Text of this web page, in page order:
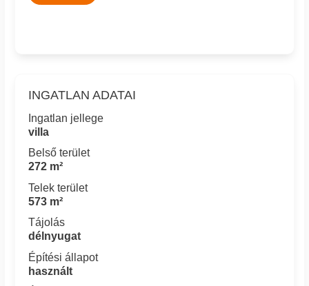
INGATLAN ADATAI
Ingatlan jellege
villa
Belső terület
272 m²
Telek terület
573 m²
Tájolás
délnyugat
Építési állapot
használt